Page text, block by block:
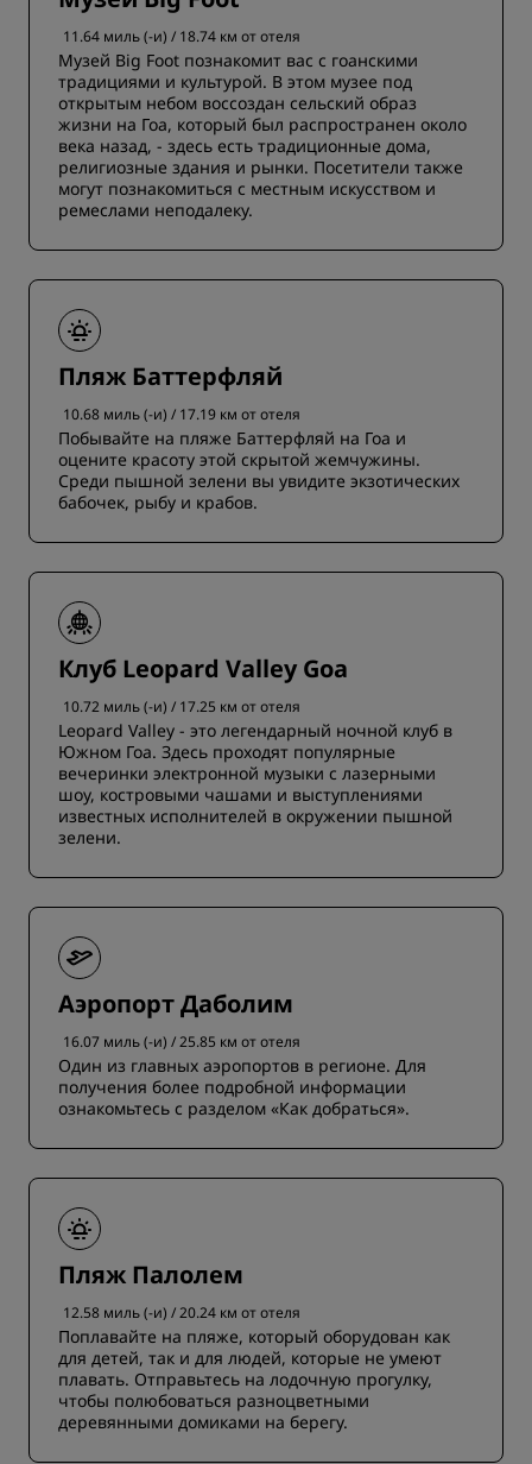
11.64 миль (-и) / 18.74 км от отеля
Музей Big Foot познакомит вас с гоанскими
традициями и культурой. В этом музее под
открытым небом воссоздан сельский образ
жизни на Гоа, который был распространен около
века назад, - здесь есть традиционные дома,
религиозные здания и рынки. Посетители также
могут познакомиться с местным искусством и
ремеслами неподалеку.
Пляж Баттерфляй
10.68 миль (-и) / 17.19 км от отеля
Побывайте на пляже Баттерфляй на Гоа и
оцените красоту этой скрытой жемчужины.
Среди пышной зелени вы увидите экзотических
бабочек, рыбу и крабов.
Клуб Leopard Valley Goa
10.72 миль (-и) / 17.25 км от отеля
Leopard Valley - это легендарный ночной клуб в
Южном Гоа. Здесь проходят популярные
вечеринки электронной музыки с лазерными
шоу, костровыми чашами и выступлениями
известных исполнителей в окружении пышной
зелени.
Аэропорт Даболим
16.07 миль (-и) / 25.85 км от отеля
Один из главных аэропортов в регионе. Для
получения более подробной информации
ознакомьтесь с разделом «Как добраться».
Пляж Палолем
12.58 миль (-и) / 20.24 км от отеля
Поплавайте на пляже, который оборудован как
для детей, так и для людей, которые не умеют
плавать. Отправьтесь на лодочную прогулку,
чтобы полюбоваться разноцветными
деревянными домиками на берегу.